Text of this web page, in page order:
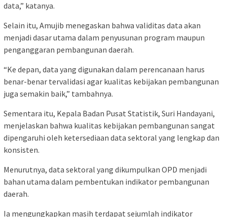
data,” katanya.
Selain itu, Amujib menegaskan bahwa validitas data akan
menjadi dasar utama dalam penyusunan program maupun
penganggaran pembangunan daerah.
“Ke depan, data yang digunakan dalam perencanaan harus
benar-benar tervalidasi agar kualitas kebijakan pembangunan
juga semakin baik,” tambahnya.
Sementara itu, Kepala Badan Pusat Statistik, Suri Handayani,
menjelaskan bahwa kualitas kebijakan pembangunan sangat
dipengaruhi oleh ketersediaan data sektoral yang lengkap dan
konsisten.
Menurutnya, data sektoral yang dikumpulkan OPD menjadi
bahan utama dalam pembentukan indikator pembangunan
daerah.
Ia mengungkapkan masih terdapat sejumlah indikator